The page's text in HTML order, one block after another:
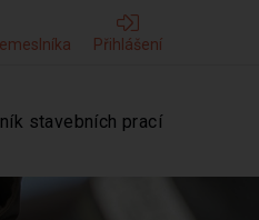
Přihlášení
stavebních prací